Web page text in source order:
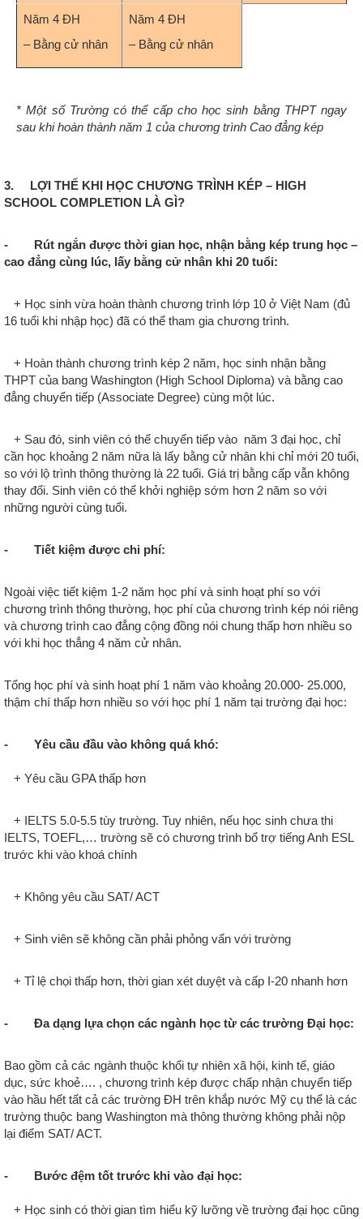
Năm 4 ĐH
– Bằng cử nhân
Năm 4 ĐH
– Bằng cử nhân
* Một số Trường có thể cấp cho học sinh bằng THPT ngay
sau khi hoàn thành năm 1 của chương trình Cao đẳng kép
3. LỢI THẾ KHI HỌC CHƯƠNG TRÌNH KÉP – HIGH
SCHOOL COMPLETION LÀ GÌ?
- Rút ngắn được thời gian học, nhận bằng kép trung học –
cao đẳng cùng lúc, lấy bằng cử nhân khi 20 tuổi:
+ Học sinh vừa hoàn thành chương trình lớp 10 ở Việt Nam (đủ
16 tuổi khi nhập học) đã có thể tham gia chương trình.
+ Hoàn thành chương trình kép 2 năm, học sinh nhận bằng
THPT của bang Washington (High School Diploma) và bằng cao
đẳng chuyển tiếp (Associate Degree) cùng một lúc.
+ Sau đó, sinh viên có thể chuyển tiếp vào năm 3 đại học, chỉ
cần học khoảng 2 năm nữa là lấy bằng cử nhân khi chỉ mới 20 tuổi,
so với lộ trình thông thường là 22 tuổi. Giá trị bằng cấp vẫn không
thay đổi. Sinh viên có thể khởi nghiệp sớm hơn 2 năm so với
những người cùng tuổi.
- Tiết kiệm được chi phí:
Ngoài việc tiết kiệm 1-2 năm học phí và sinh hoạt phí so với
chương trình thông thường, học phí của chương trình kép nói riêng
và chương trình cao đẳng cộng đồng nói chung thấp hơn nhiều so
với khi học thẳng 4 năm cử nhân.
Tổng học phí và sinh hoạt phí 1 năm vào khoảng 20.000- 25.000,
thậm chí thấp hơn nhiều so với học phí 1 năm tại trường đại học:
- Yêu cầu đầu vào không quá khó:
+ Yêu cầu GPA thấp hơn
+ IELTS 5.0-5.5 tùy trường. Tuy nhiên, nếu học sinh chưa thi
IELTS, TOEFL,… trường sẽ có chương trình bổ trợ tiếng Anh ESL
trước khi vào khoá chính
+ Không yêu cầu SAT/ ACT
+ Sinh viên sẽ không cần phải phỏng vấn với trường
+ Tỉ lệ chọi thấp hơn, thời gian xét duyệt và cấp I-20 nhanh hơn
- Đa dạng lựa chọn các ngành học từ các trường Đại học:
Bao gồm cả các ngành thuộc khối tự nhiên xã hội, kinh tế, giáo
dục, sức khoẻ…. , chương trình kép được chấp nhận chuyển tiếp
vào hầu hết tất cả các trường ĐH trên khắp nước Mỹ cụ thể là các
trường thuộc bang Washington mà thông thường không phải nộp
lại điểm SAT/ ACT.
- Bước đệm tốt trước khi vào đại học:
+ Học sinh có thời gian tìm hiểu kỹ lưỡng về trường đại học cũng